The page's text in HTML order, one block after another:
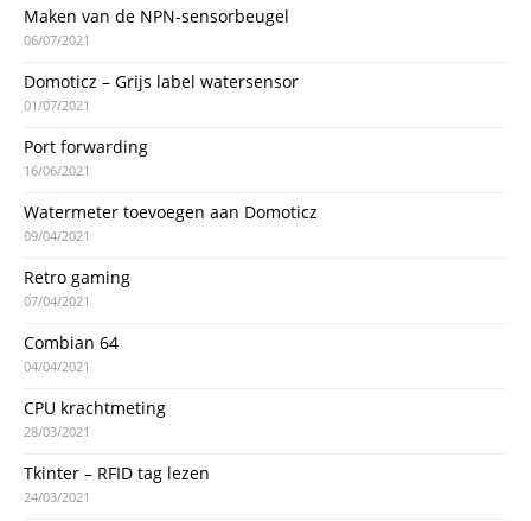
Maken van de NPN-sensorbeugel
06/07/2021
Domoticz – Grijs label watersensor
01/07/2021
Port forwarding
16/06/2021
Watermeter toevoegen aan Domoticz
09/04/2021
Retro gaming
07/04/2021
Combian 64
04/04/2021
CPU krachtmeting
28/03/2021
Tkinter – RFID tag lezen
24/03/2021